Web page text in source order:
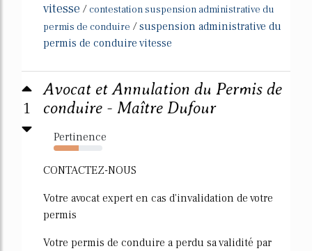
vitesse / contestation suspension administrative du
permis de conduire /suspension administrative du
permis de conduire vitesse
1
Avocat et Annulation du Permis de
conduire - Maître Dufour
Pertinence
51%
CONTACTEZ-NOUS
Votre avocat expert en cas d'invalidation de votre
permis
Votre permis de conduire a perdu sa validité par